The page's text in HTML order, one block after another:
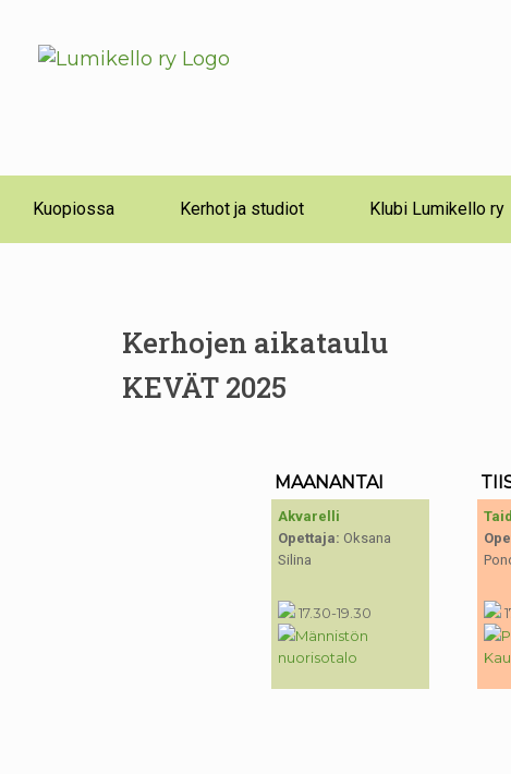
Kuopiossa Kerhot ja studiot Klubi Lumikello ry
Kerhojen aikataulu
KEVÄT 2025
MAANANTAI
Akvarelli
Opettaja: Oksana
Silina
17.30-19.30
Männistön
nuorisotalo